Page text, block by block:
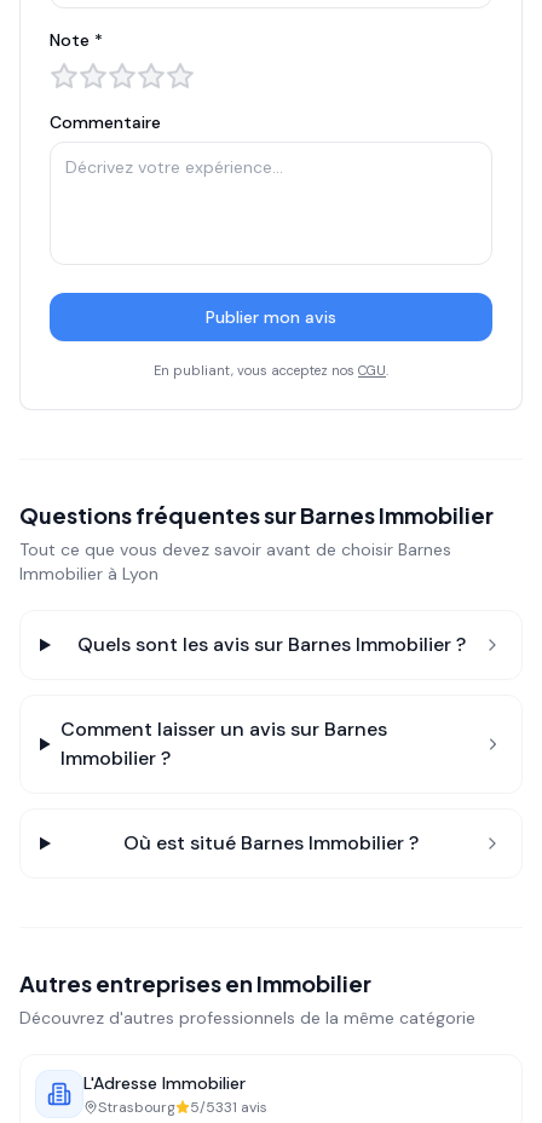
Note *
Commentaire
Publier mon avis
En publiant, vous acceptez nos CGU.
Questions fréquentes surBarnes Immobilier
Tout ce que vous devez savoir avant de choisir Barnes
Immobilier à Lyon
Quels sont les avis sur Barnes Immobilier?
Comment laisser un avis sur Barnes
Immobilier?
Où est situé Barnes Immobilier?
Autres entreprises en Immobilier
Découvrez d'autres professionnels de la même catégorie
L'Adresse Immobilier
Strasbourg 5/5331 avis